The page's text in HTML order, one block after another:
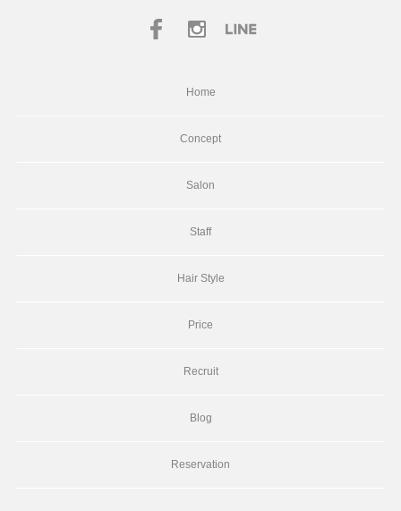
Home
Concept
Salon
Staff
Hair Style
Price
Recruit
Blog
Reservation